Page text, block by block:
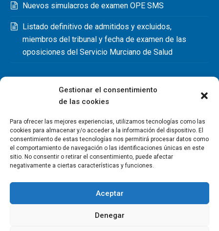
Gestionar el consentimiento
de las cookies
Para ofrecer las mejores experiencias, utilizamos tecnologías como las
cookies para almacenar y/o acceder a la información del dispositivo. El
consentimiento de estas tecnologías nos permitirá procesar datos como
el comportamiento de navegación o las identificaciones únicas en este
sitio. No consentir o retirar el consentimiento, puede afectar
negativamente a ciertas características y funciones.
Aceptar
Denegar
Nuevos simulacros de examen OPE SMS
Listado definitivo de admitidos y excluidos,
miembros del tribunal y fecha de examen de las
oposiciones del Servicio Murciano de Salud
Copyright Colegio Oficial de Fisioterapeutas de la Región de